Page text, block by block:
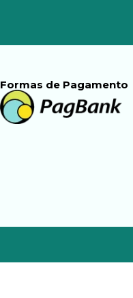
Formas de Pagamento